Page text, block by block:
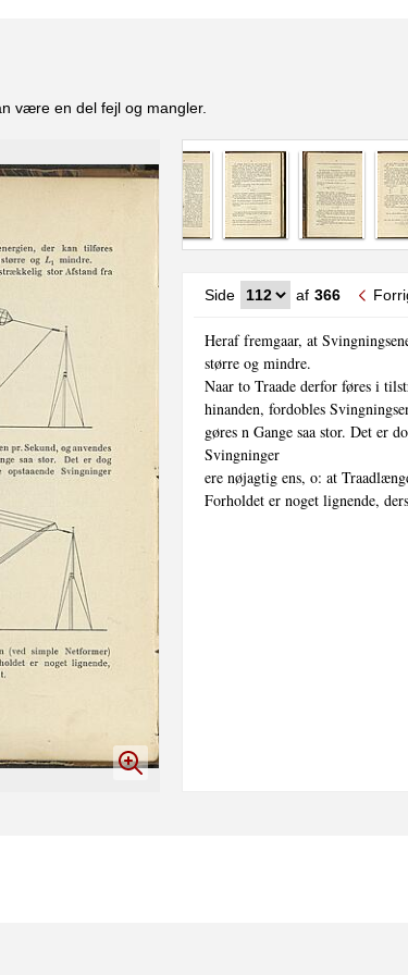
være en del fejl og mangler.
Side af 366
Heraf fremgaar, at
større og mindre.
Naar to Traade derfor føres i
hinanden, fordobles
gøres n Gange saa stor. Det er
Svingninger
ere nøjagtig ens, o: at